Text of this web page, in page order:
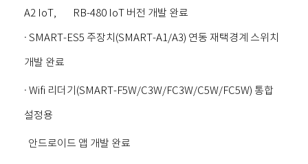
A2 IoT, RB-480 IoT 버전 개발 완료
· SMART-ES5 주장치(SMART-A1/A3) 연동 재택경계 스위치
개발 완료
· Wifi 리더기(SMART-F5W/C3W/FC3W/C5W/FC5W) 통합
설정용
안드로이드 앱 개발 완료